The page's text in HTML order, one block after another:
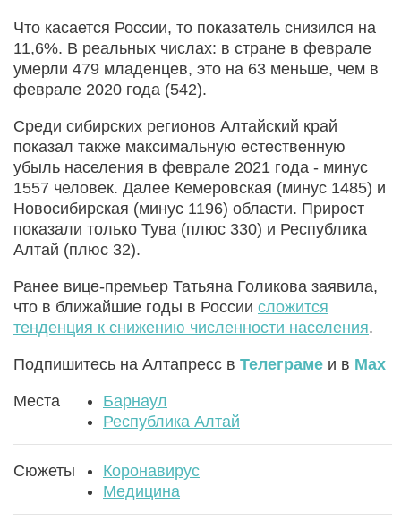
Что касается России, то показатель снизился на
11,6%. В реальных числах: в стране в феврале
умерли 479 младенцев, это на 63 меньше, чем в
феврале 2020 года (542).
Среди сибирских регионов Алтайский край
показал также максимальную естественную
убыль населения в феврале 2021 года - минус
1557 человек. Далее Кемеровская (минус 1485) и
Новосибирская (минус 1196) области. Прирост
показали только Тува (плюс 330) и Республика
Алтай (плюс 32).
Ранее вице-премьер Татьяна Голикова заявила,
что в ближайшие годы в России сложится
тенденция к снижению численности населения.
Подпишитесь на Алтапресс в Телеграме и в Max
Места
Барнаул
Республика Алтай
Сюжеты
Коронавирус
Медицина